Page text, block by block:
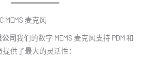
MEMS 麦克风
司我们的数字 MEMS 麦克风支持 PDM 和
供了最大的灵活性：